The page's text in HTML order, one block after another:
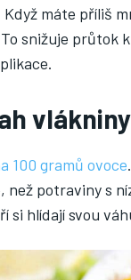
máte příliš
snižuje průtok
vlákniny
100 gramů ovoce
potraviny s
si hlídají svou